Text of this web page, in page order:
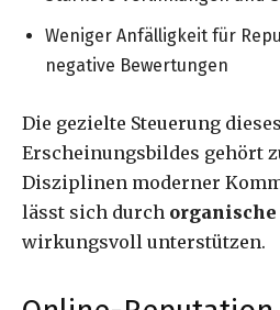
Weniger Anfälligkeit für
negative Bewertungen
Die gezielte Steuerung
Erscheinungsbildes gehört
Disziplinen moderner
lässt sich durch
wirkungsvoll unterstützen.